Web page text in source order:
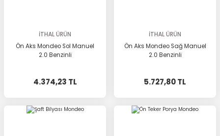
İTHAL ÜRÜN
Ön Aks Mondeo Sol Manuel
2.0 Benzinli
4.374,23 TL
İTHAL ÜRÜN
Ön Aks Mondeo Sağ Manuel
2.0 Benzinli
5.727,80 TL